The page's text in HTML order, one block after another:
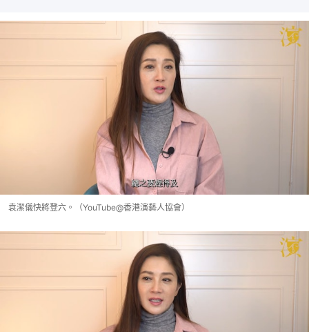
袁潔儀快將登六。（YouTube@香港演藝人協會）